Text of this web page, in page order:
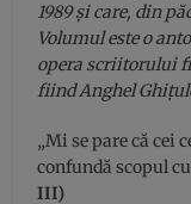
1989 și care, din
Volumul este o
opera scriitorului
fiind Anghel
„Mi se pare că cei
confundă scopul
III)